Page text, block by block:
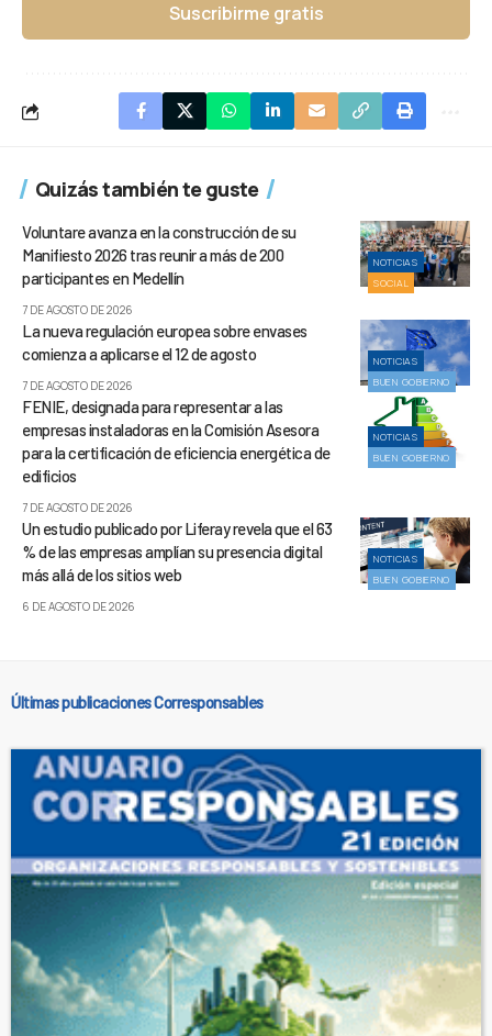
Suscribirme gratis
Quizás también te guste
NOTICIAS
SOCIAL
Voluntare avanza en la construcción de su
Manifiesto 2026 tras reunir a más de 200
participantes en Medellín
7 DE AGOSTO DE 2026
NOTICIAS
BUEN GOBIERNO
La nueva regulación europea sobre envases
comienza a aplicarse el 12 de agosto
7 DE AGOSTO DE 2026
NOTICIAS
BUEN GOBIERNO
FENIE, designada para representar a las
empresas instaladoras en la Comisión Asesora
para la certificación de eficiencia energética de
edificios
7 DE AGOSTO DE 2026
NOTICIAS
BUEN GOBIERNO
Un estudio publicado por Liferay revela que el 63
% de las empresas amplían su presencia digital
más allá de los sitios web
6 DE AGOSTO DE 2026
Últimas publicaciones Corresponsables